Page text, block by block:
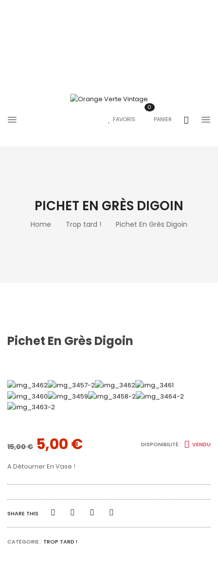
FAVORIS PANIER
0
PICHET EN GRÈS DIGOIN
Home Trop tard ! Pichet En Grès Digoin
Pichet En Grès Digoin
15,00€ LE
INITIAL
ÉTAIT :
15,00 €.
5,00€LE
EST :
5,00 €.
DISPONIBILITÉ: VENDU
A Détourner En Vase !
SHARE THIS
CATÉGORIE : TROP TARD !